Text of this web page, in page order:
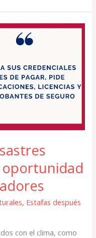
, Estafas después
con el clima, como